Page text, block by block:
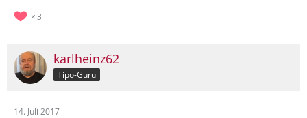
3
karlheinz62
Tipo-Guru
14. Juli 2017